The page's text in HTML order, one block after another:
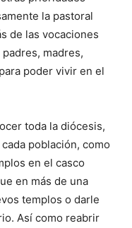
la pastoral
de las vocaciones
madres,
poder vivir en el
toda la diócesis,
población, como
en el casco
en más de una
templos o darle
Así como reabrir